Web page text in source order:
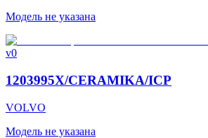
Модель не указана
v0
1203995X/CERAMIKA/ICP
VOLVO
Модель не указана